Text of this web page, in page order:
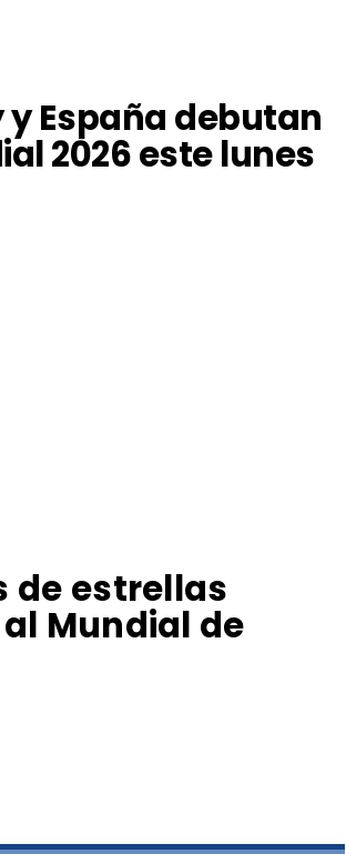
España debutan
2026 este lunes
de estrellas
Mundial de